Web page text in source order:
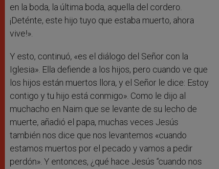
en la boda, la última boda, aquella del cordero.
¡Deténte, este hijo tuyo que estaba muerto, ahora
vive!».
Y esto, continuó, «es el diálogo del Señor con la
Iglesia». Ella defiende a los hijos, pero cuando ve que
los hijos están muertos llora, y el Señor le dice: Estoy
contigo y tu hijo está conmigo». Como le dijo al
muchacho en Naim que se levante de su lecho de
muerte, añadió el papa, muchas veces Jesús
también nos dice que nos levantemos «cuando
estamos muertos por el pecado y vamos a pedir
perdón». Y entonces, ¿qué hace Jesús “cuando nos